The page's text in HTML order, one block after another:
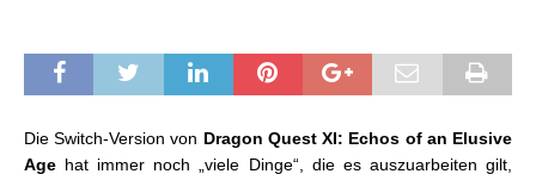
Die Switch-Version von Dragon Quest XI: Echos of an Elusive
Age hat immer noch „viele Dinge“, die es auszuarbeiten gilt,